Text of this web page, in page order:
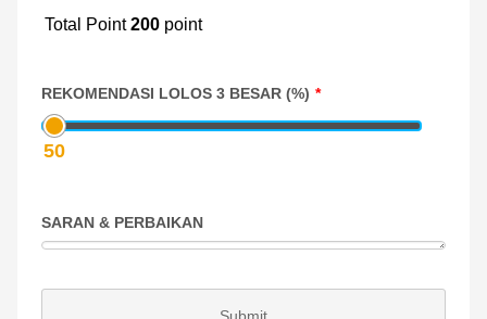
REKOMENDASI LOLOS 3 BESAR (%) *
SARAN & PERBAIKAN